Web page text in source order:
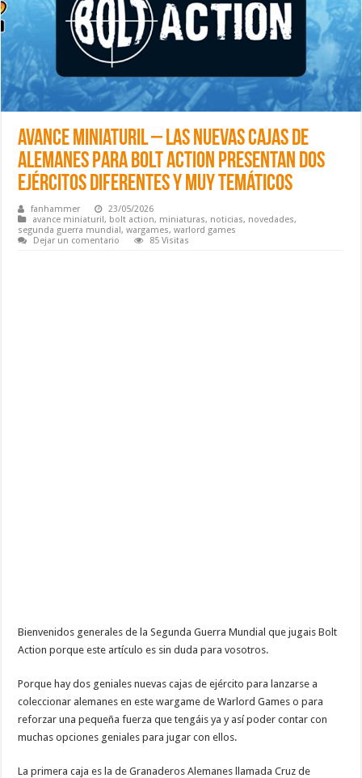
Avance Miniaturil – Las nuevas cajas de
Alemanes para Bolt Action presentan dos
ejércitos diferentes y muy temáticos
fanhammer
23/05/2026
avance miniaturil, bolt action, miniaturas, noticias, novedades,
segunda guerra mundial,wargames,warlord games
Dejar un comentario
85 Visitas
Bienvenidos generales de la Segunda Guerra Mundial que jugais Bolt
Action porque este artículo es sin duda para vosotros.
Porque hay dos geniales nuevas cajas de ejército para lanzarse a
coleccionar alemanes en este wargame de Warlord Games o para
reforzar una pequeña fuerza que tengáis ya y así poder contar con
muchas opciones geniales para jugar con ellos.
La primera caja es la de Granaderos Alemanes llamada Cruz de